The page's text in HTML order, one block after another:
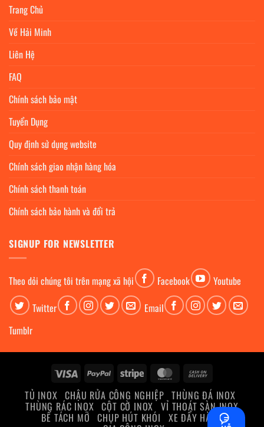
Trang Chủ
Về Hải Minh
Liên Hệ
FAQ
Chính sách bảo mật
Tuyển Dụng
Quy định sử dụng website
Chính sách giao nhận hàng hóa
Chính sách thanh toán
Chính sách bảo hành và đổi trả
SIGNUP FOR NEWSLETTER
Theo dỏi chúng tôi trên mạng xã hội Facebook
Youtube
Twitter
Email
Tumblr
Visa PayPal Stripe MasterCard
Delivery
TỦ INOX CHẬU RỬA CÔNG NGHIỆP THÙNG ĐÁ INOX
THÙNG RÁC INOX CỘT CỜ INOX VỈ THOÁT SÀN INOX
BỂ TÁCH MỠ CHỤP HÚT KHÓI XE ĐẨY HÀNG